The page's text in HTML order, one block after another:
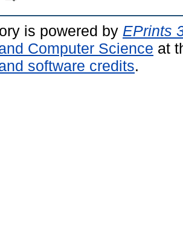
is powered by EPrints
Computer Science at
software credits.